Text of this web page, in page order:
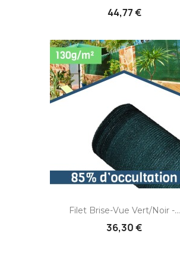
44,77 €
Filet Brise-Vue Vert/noir -...
36,30 €